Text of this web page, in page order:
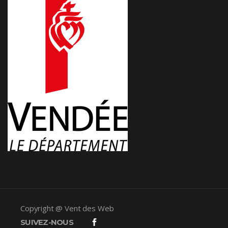
Copyright @ Vent des Web
SUIVEZ-NOUS